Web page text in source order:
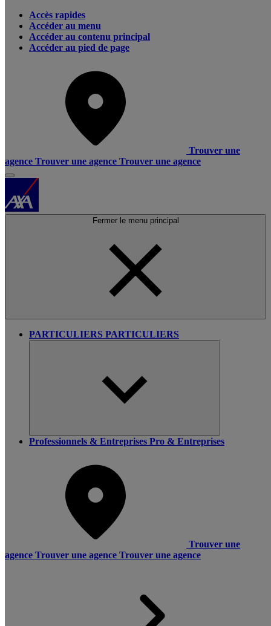
Accès rapides
Accéder au menu
Accéder au contenu principal
Accéder au pied de page
Trouver une
agence Trouver une agence Trouver une agence
Fermer le menu principal
PARTICULIERS PARTICULIERS
Professionnels & Entreprises Pro & Entreprises
Trouver une
agence Trouver une agence Trouver une agence